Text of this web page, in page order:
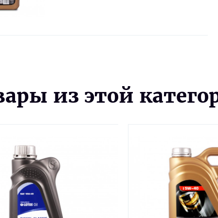
из этой